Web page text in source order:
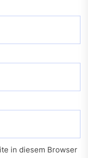
in diesem Browser